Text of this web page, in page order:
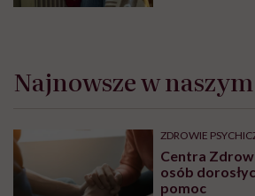
świadczeń).
W zespole lub ośrodku możesz
następujących świadczeń: